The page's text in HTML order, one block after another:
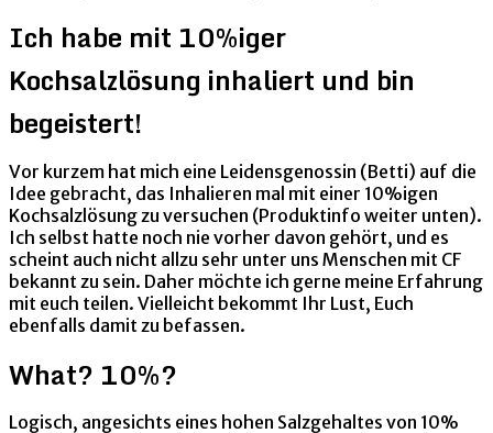
Ich habe mit 10%iger
Kochsalzlösung inhaliert und bin
begeistert!
Vor kurzem hat mich eine Leidensgenossin (Betti) auf die
Idee gebracht, das Inhalieren mal mit einer 10%igen
Kochsalzlösung zu versuchen (Produktinfo weiter unten).
Ich selbst hatte noch nie vorher davon gehört, und es
scheint auch nicht allzu sehr unter uns Menschen mit CF
bekannt zu sein. Daher möchte ich gerne meine Erfahrung
mit euch teilen. Vielleicht bekommt Ihr Lust, Euch
ebenfalls damit zu befassen.
What? 10%?
Logisch, angesichts eines hohen Salzgehaltes von 10%